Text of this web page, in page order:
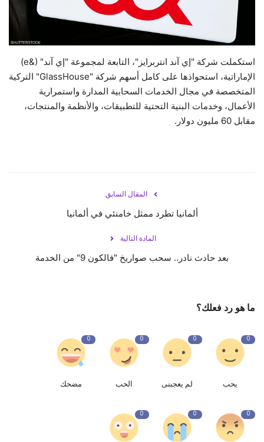
استكملت شركة "إي آند انتربرايز"، التابعة لمجموعة "إي آند" (&e)
الإماراتية، استحواذها على كامل أسهم شركة "GlassHouse" التركية
المتخصصة في مجال الخدمات السحابية المدارة واستمرارية
الأعمال، وخدمات البنية التحتية للتطبيقات، والأنظمة والمنتجات،
مقابل 60 مليون دولار.
المقال السابق
ألمانيا تطرد ممثل خامنئي في ألمانيا
المادة التالية
بعد حادث نادر.. سحب صواريخ "فالكون 9" من الخدمة
ما هو رد فعلك؟
0
يحب
0
لم يعجبنى
0
الحب
0
مضحك
0
0
0